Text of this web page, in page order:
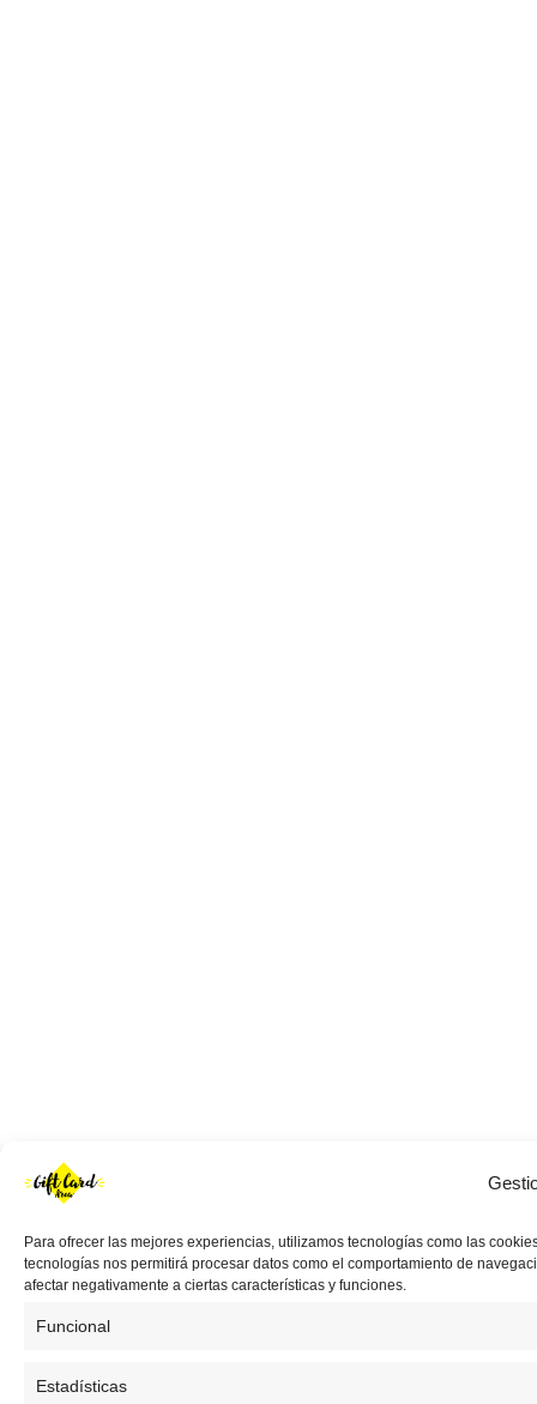
Para ofrecer las mejores experiencias, utilizamos tecnologías como las
tecnologías nos permitirá procesar datos como el comportamiento de
afectar negativamente a ciertas características y funciones.
Funcional
Estadísticas